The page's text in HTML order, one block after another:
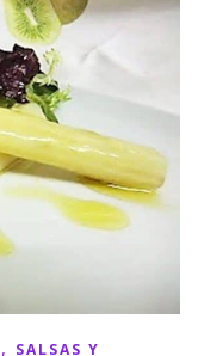
, SALSAS Y